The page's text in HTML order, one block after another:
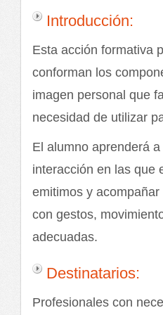
Introducción:
Esta acción formativa
conforman los
imagen personal que
necesidad de utilizar
El alumno aprenderá
interacción en las que
emitimos y
con gestos,
adecuadas.
Destinatarios:
Profesionales con